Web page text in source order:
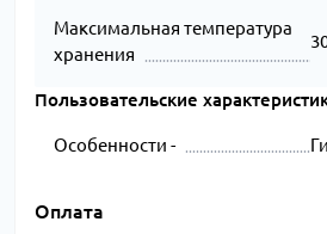
Максимальная температура
хранения
Пользовательские
Особенности -
Оплата